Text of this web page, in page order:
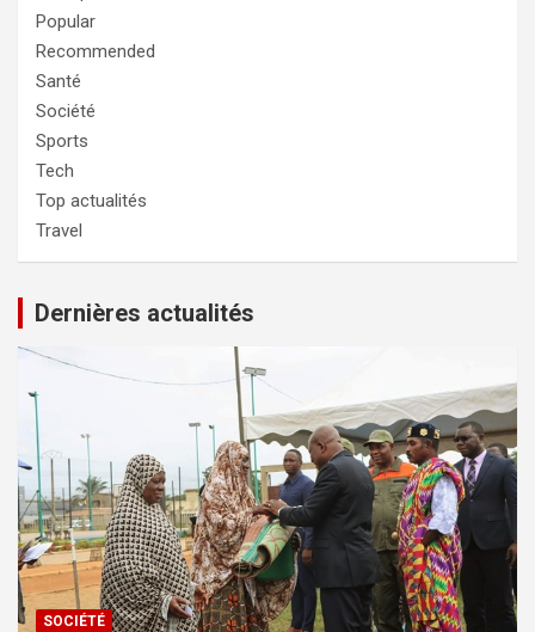
Popular
Recommended
Santé
Société
Sports
Tech
Top actualités
Travel
Dernières actualités
SOCIÉTÉ